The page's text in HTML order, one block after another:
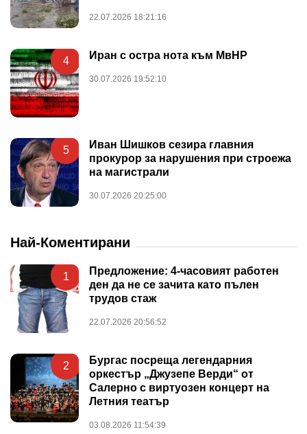
22.07.2026 18:21:16
4 Иран с остра нота към МвНР
30.07.2026 19:52:10
5
Иван Шишков сезира главния
прокурор за нарушения при строежа
на магистрали
30.07.2026 20:25:00
Най-Коментирани
1
Предложение: 4-часовият работен
ден да не се зачита като пълен
трудов стаж
22.07.2026 20:56:52
2
Бургас посреща легендарния
оркестър „Джузепе Верди“ от
Салерно с виртуозен концерт на
Летния театър
03.08.2026 11:54:39